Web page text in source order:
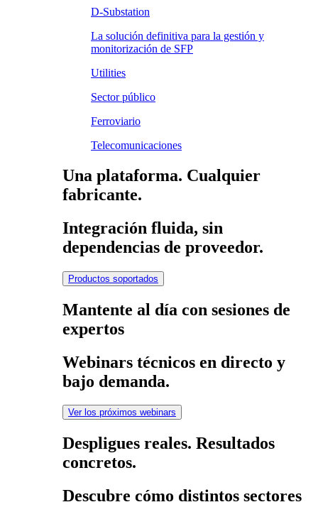
D-Substation
La solución definitiva para la gestión y
monitorización de SFP
Utilities
Sector público
Ferroviario
Telecomunicaciones
Una plataforma. Cualquier
fabricante.
Integración fluida, sin
dependencias de proveedor.
Productos soportados
Mantente al día con sesiones de
expertos
Webinars técnicos en directo y
bajo demanda.
Ver los próximos webinars
Despligues reales. Resultados
concretos.
Descubre cómo distintos sectores